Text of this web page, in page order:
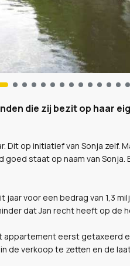
die zij bezit op haar
Dit op initiatief van Sonja
staat op naam van
jaar voor een bedrag van 1,3
dat Jan recht heeft op de
appartement eerst getaxeerd
de verkoop te zetten en de